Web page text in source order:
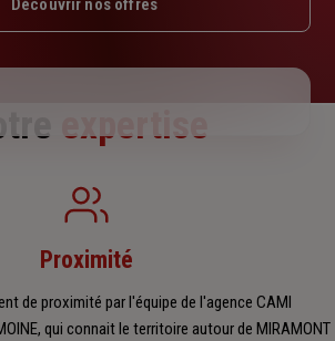
Découvrir nos offres
expertise
Proximité
de proximité par l'équipe de l'agence CAMI
qui connait le territoire autour de MIRAMONT